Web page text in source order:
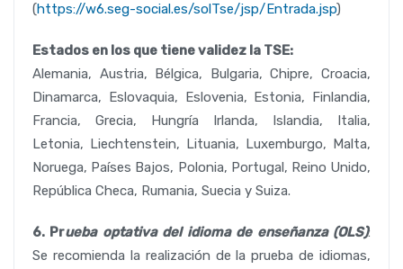
(https://w6.seg-social.es/solTse/jsp/Entrada.jsp)
Estados en los que tiene validez la TSE:
Alemania, Austria, Bélgica, Bulgaria, Chipre, Croacia,
Dinamarca, Eslovaquia, Eslovenia, Estonia, Finlandia,
Francia, Grecia, Hungría Irlanda, Islandia, Italia,
Letonia, Liechtenstein, Lituania, Luxemburgo, Malta,
Noruega, Países Bajos, Polonia, Portugal, Reino Unido,
República Checa, Rumania, Suecia y Suiza.
6. Prueba optativa del idioma de enseñanza (OLS):
Se recomienda la realización de la prueba de idiomas,